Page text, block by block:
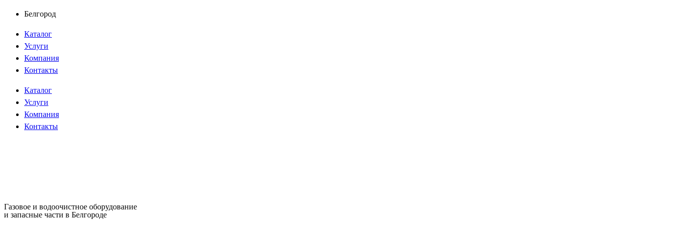
Перейти
содержимому
Белгород
Каталог
Услуги
Компания
Контакты
Каталог
Услуги
Компания
Контакты
Газовое и водоочистное оборудование
и запасные части в Белгороде